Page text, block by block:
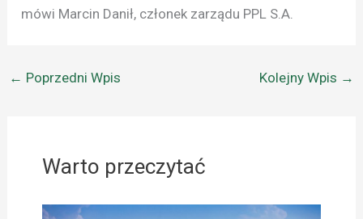
mówi Marcin Danił, członek zarządu PPL S.A.
← Poprzedni Wpis Kolejny Wpis →
Warto przeczytać